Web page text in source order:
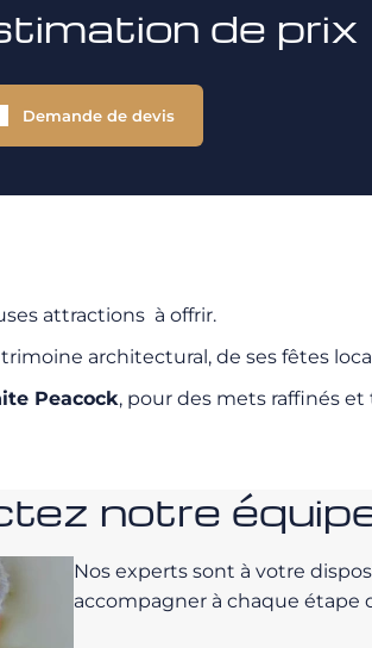
de prix
Demande de devis
attractions à offrir.
architectural, de ses fêtes
Peacock, pour des mets raffinés
notre
Nos experts sont à votre
accompagner à chaque étape